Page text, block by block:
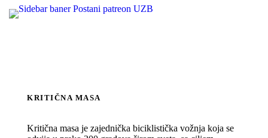
KRITIČNA MASA
Kritična masa je zajednička biciklistička vožnja koja se